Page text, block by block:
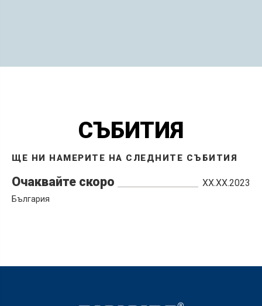
СЪБИТИЯ
ЩЕ НИ НАМЕРИТЕ НА СЛЕДНИТЕ СЪБИТИЯ
Очаквайте скоро ХХ.ХХ.2023
България